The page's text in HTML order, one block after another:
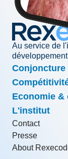
Au service de
Economie &
L'institut
Contact
Presse
About